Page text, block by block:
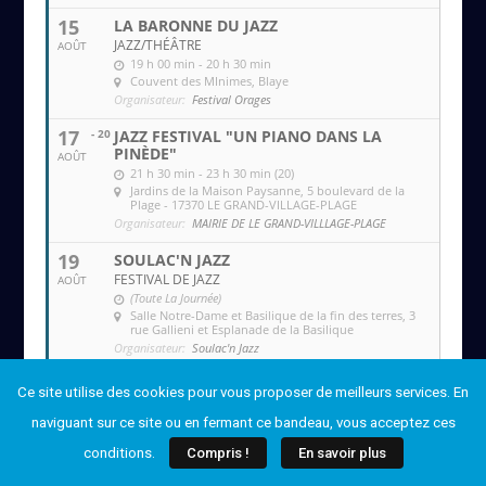
15
AOÛT
LA BARONNE DU JAZZ
JAZZ/THÉÂTRE
19 h 00 min - 20 h 30 min
Couvent des MInimes , Blaye
Organisateur: Festival Orages
17
AOÛT
- 20 JAZZ FESTIVAL "UN PIANO DANS LA
PINÈDE"
21 h 30 min - 23 h 30 min (20)
Jardins de la Maison Paysanne , 5 boulevard de la
Plage - 17370 LE GRAND-VILLAGE-PLAGE
Organisateur: MAIRIE DE LE GRAND-VILLLAGE-PLAGE
19
AOÛT
SOULAC'N JAZZ
FESTIVAL DE JAZZ
(Toute La Journée)
Salle Notre-Dame et Basilique de la fin des terres , 3
rue Gallieni et Esplanade de la Basilique
Organisateur: Soulac'n Jazz
20 SOULAC'N JAZZ
FESTIVAL DE JAZZ
(Toute La Journée)
Salle Notre-Dame et Basilique de la fin des terres, 3
rue Gallieni et Esplanade de la Basilique
Organisateur: Soulac'n Jazz
Ce site utilise des cookies pour vous proposer de meilleurs services. En
naviguant sur ce site ou en fermant ce bandeau, vous acceptez ces
conditions.
Compris ! En savoir plus